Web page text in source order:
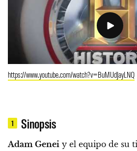
https://www.youtube.com/watch?v=BuMUdJayLNQ
1 Sinopsis
Adam Genei y el equipo de su